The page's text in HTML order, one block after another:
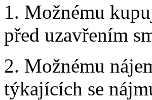
1. Možnému
před uzavřením
2. Možnému
týkajících se